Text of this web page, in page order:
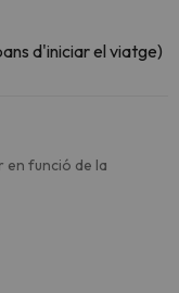
d'iniciar el viatge)
en funció de la